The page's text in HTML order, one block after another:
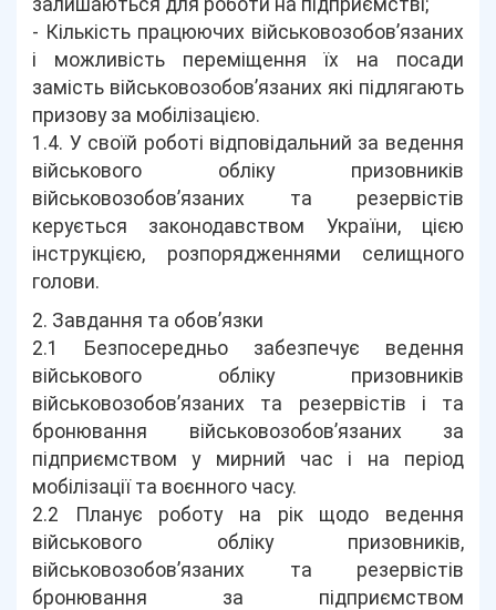
залишаються для роботи на підприємстві;
- Кількість працюючих військовозобов’язаних
і можливість переміщення їх на посади
замість військовозобов’язаних які підлягають
призову за мобілізацією.
1.4. У своїй роботі відповідальний за ведення
військового обліку призовників
військовозобов’язаних та резервістів
керується законодавством України, цією
інструкцією, розпорядженнями селищного
голови.
2. Завдання та обов’язки
2.1 Безпосередньо забезпечує ведення
військового обліку призовників
військовозобов’язаних та резервістів і та
бронювання військовозобов’язаних за
підприємством у мирний час і на період
мобілізації та воєнного часу.
2.2 Планує роботу на рік щодо ведення
військового обліку призовників,
військовозобов’язаних та резервістів
бронювання за підприємством